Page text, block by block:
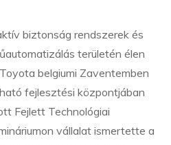
biztonság rendszerek és
területén élen
belgiumi Zaventemben
fejlesztési központjában
Fejlett Technológiai
vállalat ismertette a